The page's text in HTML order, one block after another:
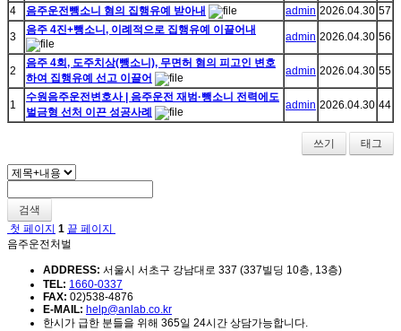
4 음주운전뺑소니 혐의 집행유예 받아내 admin 2026.04.30 57
3
음주 4진+뺑소니, 이례적으로 집행유예 이끌어내
admin 2026.04.30 56
2
음주 4회, 도주치상(뺑소니), 무면허 혐의 피고인 변호
하여 집행유예 선고 이끌어
admin 2026.04.30 55
1
수원음주운전변호사 | 음주운전 재범·뺑소니 전력에도
벌금형 선처 이끈 성공사례
admin 2026.04.30 44
쓰기 태그
검색
첫 페이지 1 끝 페이지
음주운전처벌
ADDRESS: 서울시 서초구 강남대로 337 (337빌딩 10층, 13층)
TEL: 1660-0337
FAX: 02)538-4876
E-MAIL: help@anlab.co.kr
한시가 급한 분들을 위해 365일 24시간 상담가능합니다.